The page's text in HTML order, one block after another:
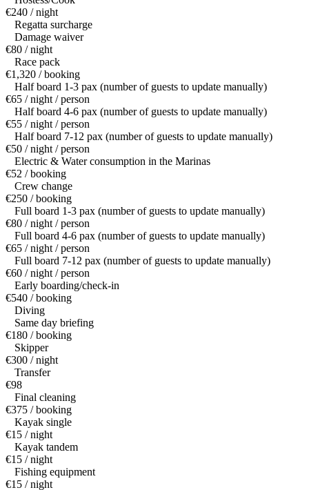
€240 / night
Regatta surcharge
Damage waiver
€80 / night
Race pack
€1,320 / booking
Half board 1-3 pax (number of guests to update manually)
€65 / night / person
Half board 4-6 pax (number of guests to update manually)
€55 / night / person
Half board 7-12 pax (number of guests to update manually)
€50 / night / person
Electric & Water consumption in the Marinas
€52 / booking
Crew change
€250 / booking
Full board 1-3 pax (number of guests to update manually)
€80 / night / person
Full board 4-6 pax (number of guests to update manually)
€65 / night / person
Full board 7-12 pax (number of guests to update manually)
€60 / night / person
Early boarding/check-in
€540 / booking
Diving
Same day briefing
€180 / booking
Skipper
€300 / night
Transfer
€98
Final cleaning
€375 / booking
Kayak single
€15 / night
Kayak tandem
€15 / night
Fishing equipment
€15 / night